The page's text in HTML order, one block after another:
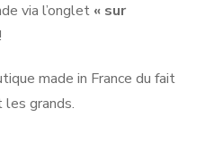
via l’onglet « sur
made in France du fait
grands.